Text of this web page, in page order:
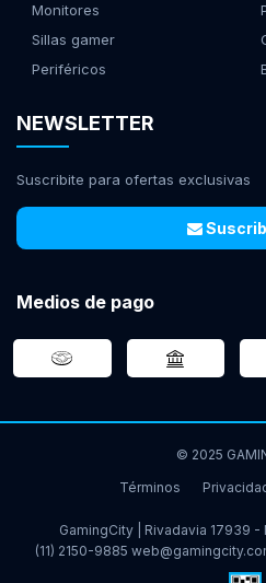
Monitores
Sillas gamer
Periféricos
NEWSLETTER
Suscribite para ofertas exclusivas
Medios de pago
© 2025
Términos
GamingCity | Rivadavia 17939
(11) 2150-9885